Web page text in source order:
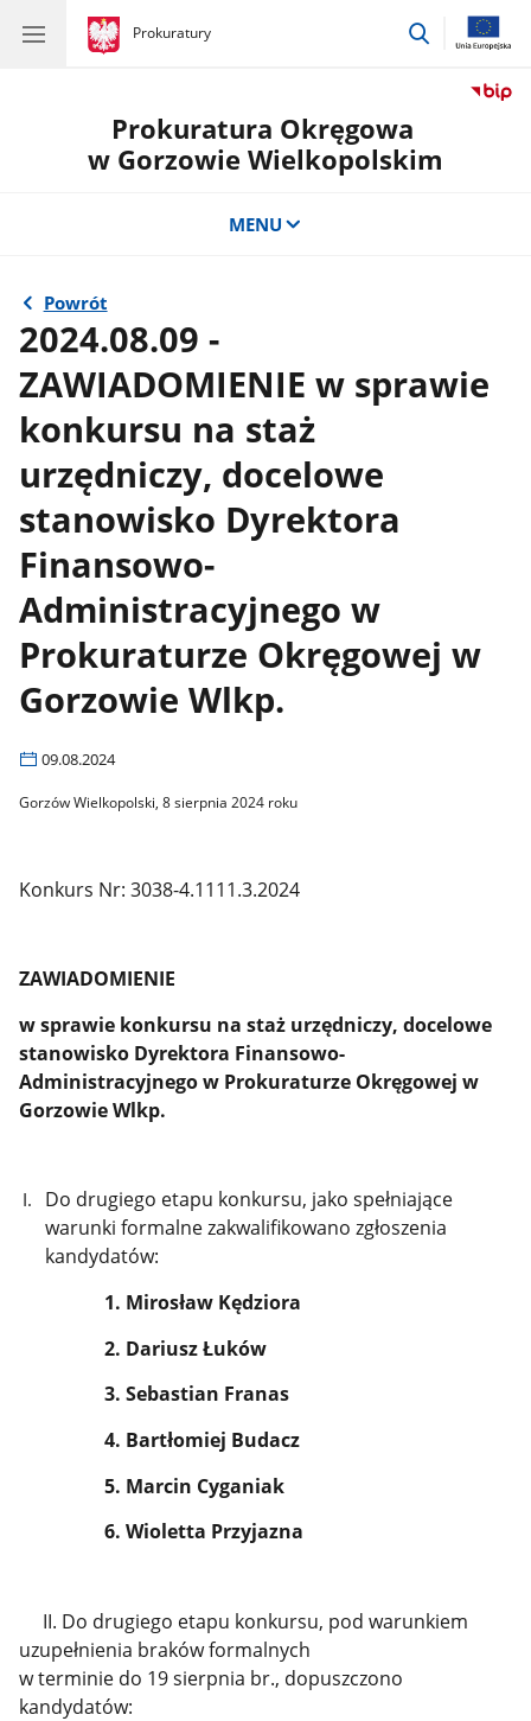
gov.pl
Prokuratury
gov.pl
Prokuratury
przejdź
Prokuratura Okręgowa
w Gorzowie Wielkopolskim
MENU
Powrót
2024.08.09 -
ZAWIADOMIENIE w sprawie
konkursu na staż
urzędniczy, docelowe
stanowisko Dyrektora
Finansowo-
Administracyjnego w
Prokuraturze Okręgowej w
Gorzowie Wlkp.
09.08.2024
Gorzów Wielkopolski, 8 sierpnia2024 roku
Konkurs Nr: 3038-4.1111.3.2024
ZAWIADOMIENIE
w sprawie konkursu na staż urzędniczy, docelowe
stanowisko Dyrektora Finansowo-
Administracyjnego w Prokuraturze Okręgowej w
Gorzowie Wlkp.
Do drugiego etapu konkursu, jako spełniające
warunki formalne zakwalifikowano zgłoszenia
kandydatów:
1. Mirosław Kędziora
2. Dariusz Łuków
3. Sebastian Franas
4. Bartłomiej Budacz
5. Marcin Cyganiak
6. Wioletta Przyjazna
II. Do drugiego etapu konkursu, pod warunkiem
uzupełnienia braków formalnych
w terminie do 19 sierpnia br., dopuszczono
kandydatów: